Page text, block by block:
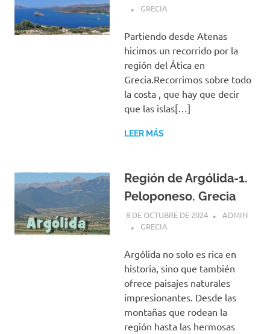
GRECIA
Partiendo desde Atenas
hicimos un recorrido por la
región del Ática en
Grecia.Recorrimos sobre todo
la costa , que hay que decir
que las islas[…]
LEER MÁS
Región de Argólida-1.
Peloponeso. Grecia
8 DE OCTUBRE DE 2024
ADMIN
GRECIA
Argólida no solo es rica en
historia, sino que también
ofrece paisajes naturales
impresionantes. Desde las
montañas que rodean la
región hasta las hermosas